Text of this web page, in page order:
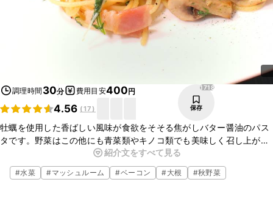
調理時間 30分 費用目安400円
4.56 (17)
1718
保存
牡蠣を使用した香ばしい風味が食欲をそそる焦がしバター醤油のパス
タです。野菜はこの他にも青菜類やキノコ類でも美味しく召し上がれ
ますのでお好みのものを使用してください。ぜひ一度お試しください
ね。
紹介文をすべて見る
#水菜 #マッシュルーム #ベーコン #大根 #秋野菜